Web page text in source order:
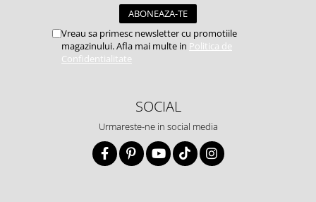
Vreau sa primesc newsletter cu promotiile
magazinului. Afla mai multe in Politica de
Confidentialitate
SOCIAL
Urmareste-ne in social media